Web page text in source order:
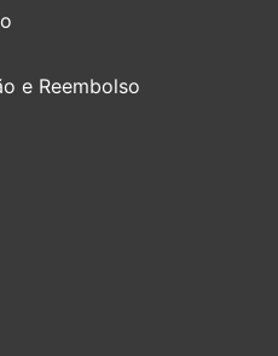
e Reembolso